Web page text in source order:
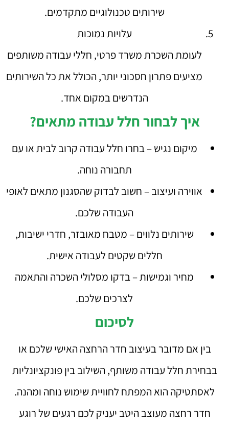
שירותים טכנולוגיים מתקדמים.
עלויות נמוכות
לעומת השכרת משרד פרטי, חללי עבודה משותפים
מציעים פתרון חסכוני יותר, הכולל את כל השירותים
הנדרשים במקום אחד.
איך לבחור חלל עבודה מתאים?
מיקום נגיש – בחרו חלל עבודה קרוב לבית או עם
תחבורה נוחה.
אווירה ועיצוב – חשוב לבדוק שהסגנון מתאים לאופי
העבודה שלכם.
שירותים נלווים – מטבח מאובזר, חדרי ישיבות,
חללים שקטים לעבודה אישית.
מחיר וגמישות – בדקו מסלולי השכרה והתאמה
לצרכים שלכם.
לסיכום
בין אם מדובר בעיצוב חדר הרחצה האישי שלכם או
בבחירת חלל עבודה משותף, השילוב בין פונקציונליות
לאסתטיקה הוא המפתח לחוויית שימוש נוחה ומהנה.
חדר רחצה מעוצב היטב יעניק לכם רגעים של רוגע